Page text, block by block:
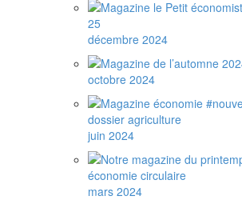
décembre 2024
octobre 2024
juin 2024
mars 2024